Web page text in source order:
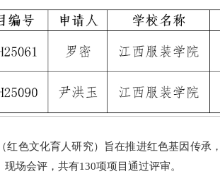
红色文化育人研究）旨在推进红色基因传
场会评，共有130项项目通过评审。